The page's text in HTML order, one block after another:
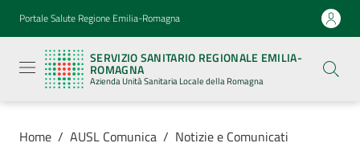
Vai al contenuto
Vai alla navigazione
Vai al footer
Portale Salute Regione Emilia-Romagna
SERVIZIO SANITARIO REGIONALE EMILIA-
ROMAGNA
Azienda Unità Sanitaria Locale della Romagna
Sanitario
Regionale
Emilia-
Romagna
Azienda
Sanitaria
Locale della
Home / AUSL Comunica / Notizie e Comunicati